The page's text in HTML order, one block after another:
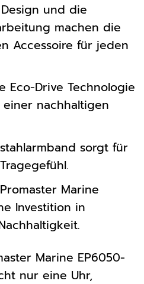
und die
machen die
Accessoire für jeden
Eco-Drive Technologie
nachhaltigen
sorgt für
Marine
Investition in
Marine EP6050-
nur eine Uhr,